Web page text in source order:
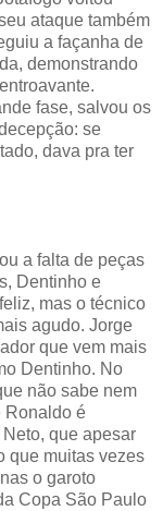
ataque também
a façanha de
demonstrando
fase, salvou os
se
dava pra ter
a falta de peças
Dentinho e
mas o técnico
agudo. Jorge
que vem mais
Dentinho. No
não sabe nem
Ronaldo é
que apesar
que muitas vezes
o garoto
Copa São Paulo